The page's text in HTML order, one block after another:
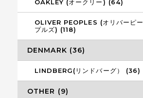
OAKLEY (オークリー) (64)
OLIVER PEOPLES (オリバーピー
プルズ) (118)
DENMARK (36)
LINDBERG(リンドバーグ） (36)
OTHER (9)